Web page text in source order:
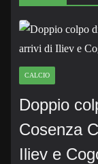
CALCIO
Doppio
Cosenza
Iliev e